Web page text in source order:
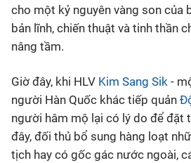
cho một kỷ nguyên vàng son của
bản lĩnh, chiến thuật và tinh thần
nâng tầm.
Giờ đây, khi HLV Kim Sang Sik -
người Hàn Quốc khác tiếp quản
người hâm mộ lại có lý do để đặt
đây, đối thủ bổ sung hàng loạt
tịch hay có gốc gác nước ngoài,